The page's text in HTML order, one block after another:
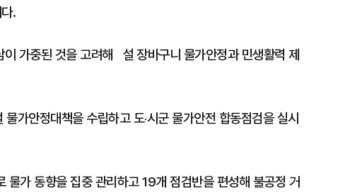
.
가중된 것을 고려해 설 장바구니 물가안정과 민생활력 제
가안정대책을 수립하고 도‧시군 물가안전 합동점검을 실시
가 동향을 집중 관리하고 19개 점검반을 편성해 불공정 거